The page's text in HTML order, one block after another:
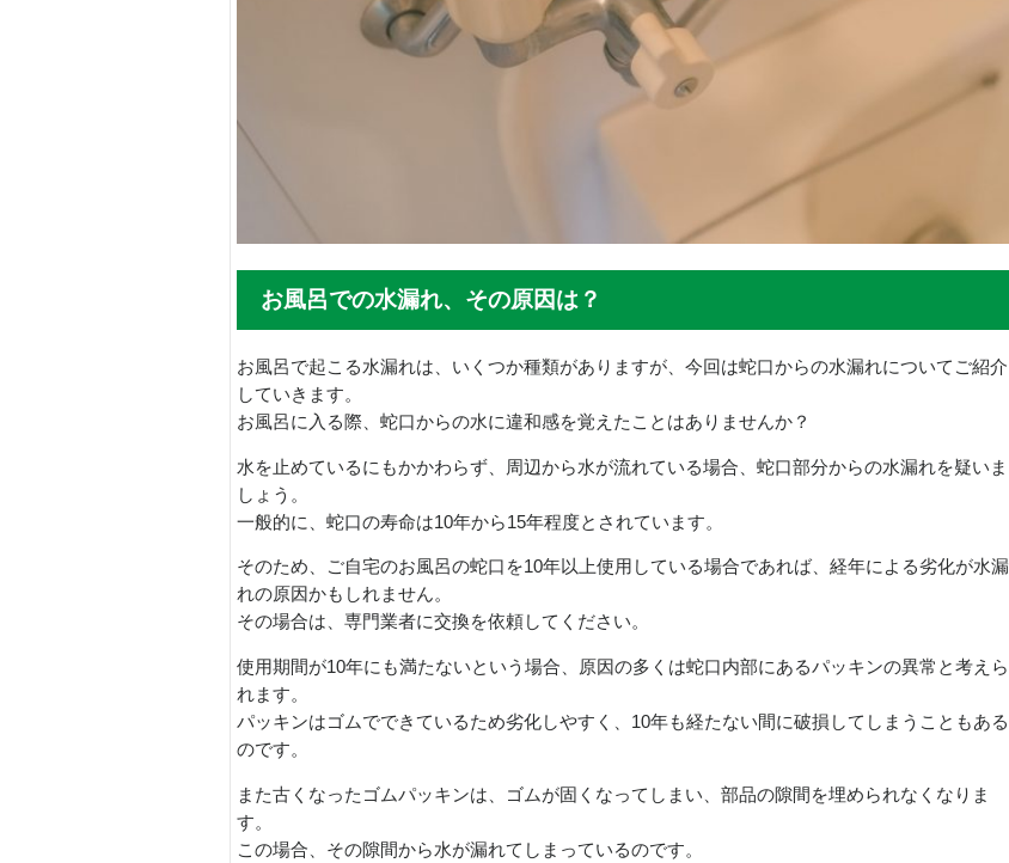
お風呂での水漏れ、その原因は？
お風呂で起こる水漏れは、いくつか種類がありますが、今回は蛇口からの水漏れについてご紹介
していきます。
お風呂に入る際、蛇口からの水に違和感を覚えたことはありませんか？
水を止めているにもかかわらず、周辺から水が流れている場合、蛇口部分からの水漏れを疑いま
しょう。
一般的に、蛇口の寿命は10年から15年程度とされています。
そのため、ご自宅のお風呂の蛇口を10年以上使用している場合であれば、経年による劣化が水漏
れの原因かもしれません。
その場合は、専門業者に交換を依頼してください。
使用期間が10年にも満たないという場合、原因の多くは蛇口内部にあるパッキンの異常と考えら
れます。
パッキンはゴムでできているため劣化しやすく、10年も経たない間に破損してしまうこともある
のです。
また古くなったゴムパッキンは、ゴムが固くなってしまい、部品の隙間を埋められなくなりま
す。
この場合、その隙間から水が漏れてしまっているのです。